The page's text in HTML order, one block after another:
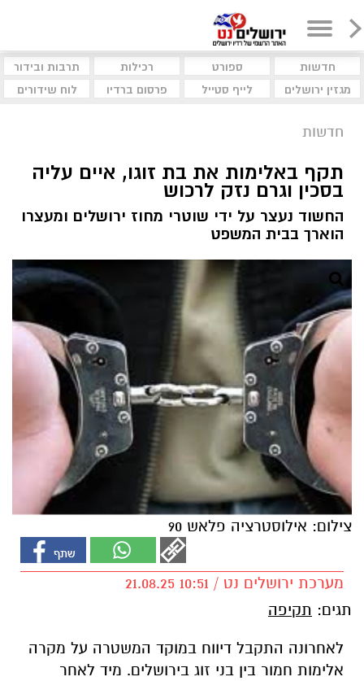
חדשות ספורט רכילות
תרבות ובידור
מגזין ירושלים
לייף סטייל פרסום ברדיו לוח שידורים
חדשות
תקף באלימות את בת זוגו, איים עליה
בסכין וגרם נזק לרכוש
החשוד נעצר על ידי שוטרי מחוז ירושלים ומעצרו
הוארך בבית המשפט
צילום: אילוסטרציה פלאש 90
מערכת ירושלים נט / 10:51 21.08.25
תגים: תקיפה
לאחרונה התקבל דיווח במוקד המשטרה על מקרה
אלימות חמור בין בני זוג בירושלים. מיד לאחר